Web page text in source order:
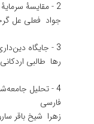
2
-مقایسۀ
جواد فعلی عل
3
- جایگاه
رها طالبی اردکانی
4
-تحلیل
فارسی
زهرا شیخ باقر